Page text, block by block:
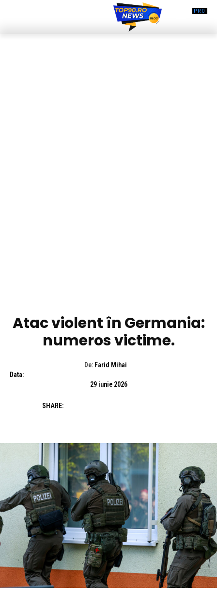
Atac violent în Germania:
numeros victime.
De: Farid Mihai
Data:
29 iunie 2026
SHARE: